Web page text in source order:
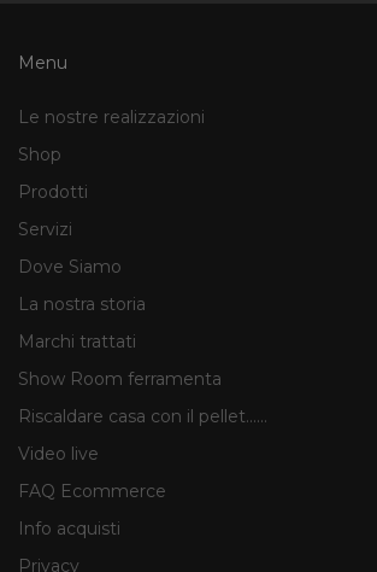
Menu
Le nostre realizzazioni
Shop
Prodotti
Servizi
Dove Siamo
La nostra storia
Marchi trattati
Show Room ferramenta
Riscaldare casa con il pellet......
Video live
FAQ Ecommerce
Info acquisti
Privacy